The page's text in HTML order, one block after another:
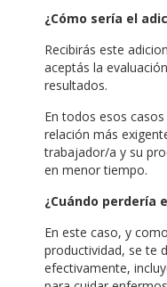
¿Cómo sería el
Recibirás este
aceptás la
resultados.
En todos esos
relación más
trabajador/a y su
en menor tiempo.
¿Cuándo perdería
En este caso, y
productividad, se te
efectivamente,